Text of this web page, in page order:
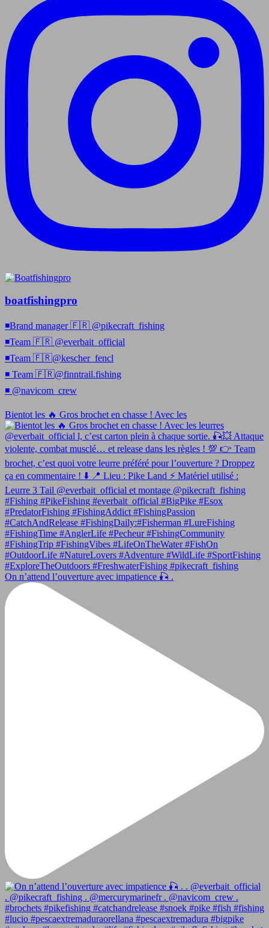
boatfishingpro
◾️Brand manager 🇫🇷 @pikecraft_fishing
◾️Team 🇫🇷 @everbait_official
◾️Team 🇫🇷@kescher_fencl
◾️ Team 🇫🇷@finntrail.fishing
◾️ @navicom_crew
Bientot les 🔥 Gros brochet en chasse ! Avec les
On n’attend l’ouverture avec impatience 🎣 .